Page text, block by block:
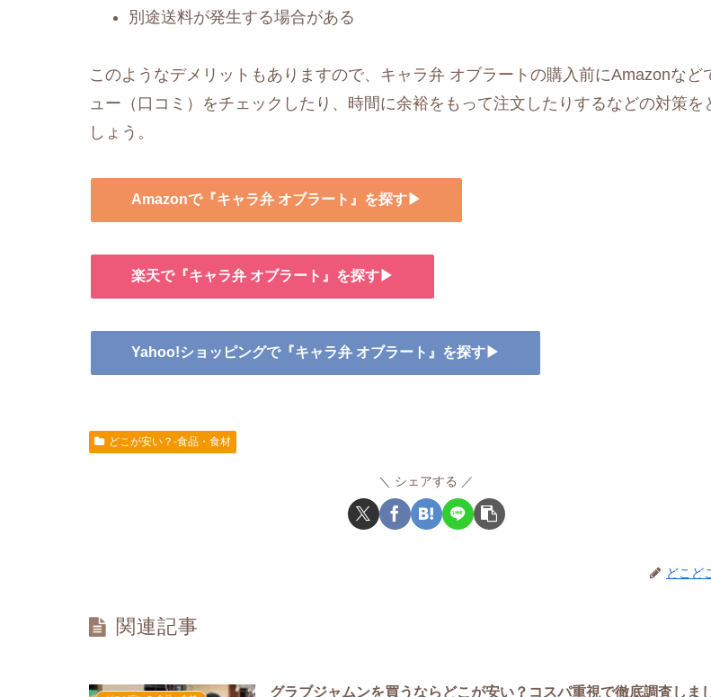
別途送料が発生する場合がある
このようなデメリットもありますので、キャラ弁 オブラートの購入前にAmazonなど
ュー（口コミ）をチェックしたり、時間に余裕をもって注文したりするなどの対策を
しょう。
Amazonで『キャラ弁 オブラート』を探す▶
楽天で『キャラ弁 オブラート』を探す▶
Yahoo!ショッピングで『キャラ弁 オブラート』を探す▶
どこが安い？-食品・食材
シェアする
どこど
関連記事
グラブジャムンを買うならどこが安い？コスパ重視で徹底調査しま